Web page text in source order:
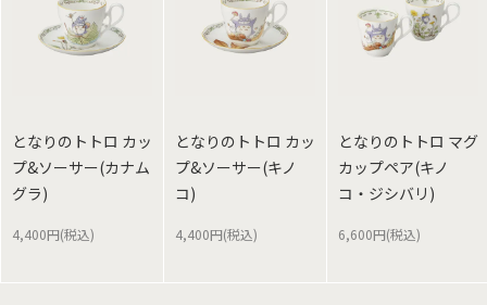
となりのトトロ カッ
プ&ソーサー(カナム
グラ)
4,400円(税込)
となりのトトロ カッ
プ&ソーサー(キノ
コ)
4,400円(税込)
となりのトトロ マグ
カップペア(キノ
コ・ジシバリ)
6,600円(税込)